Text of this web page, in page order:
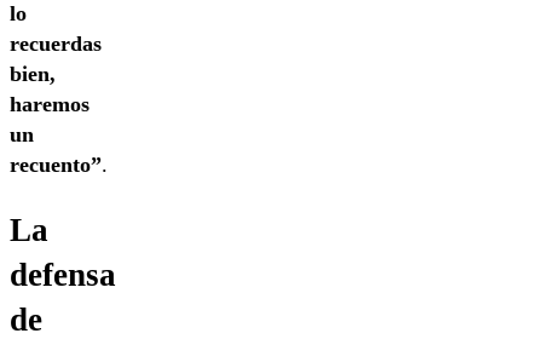
lo
recuerdas
bien,
haremos
un
recuento”.
La
defensa
de